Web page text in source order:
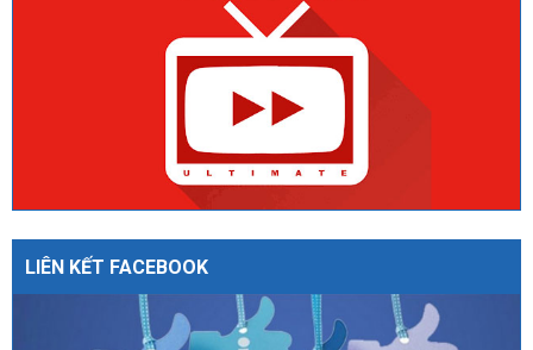
LIÊN KẾT FACEBOOK